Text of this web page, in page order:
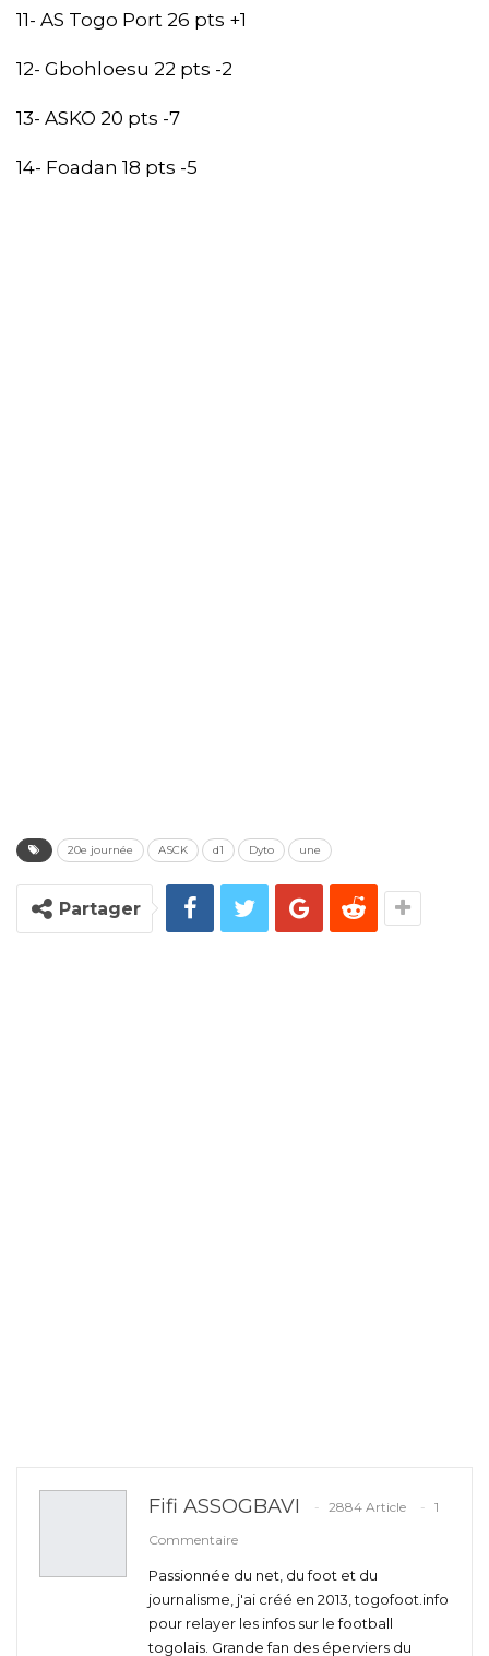
11- AS Togo Port 26 pts +1
12- Gbohloesu 22 pts -2
13- ASKO 20 pts -7
14- Foadan 18 pts -5
20e journée ASCK d1 Dyto une
Partager
Fifi ASSOGBAVI 2884 Article
1
Commentaire
Passionnée du net, du foot et du
journalisme, j'ai créé en 2013, togofoot.info
pour relayer les infos sur le football
togolais. Grande fan des éperviers du